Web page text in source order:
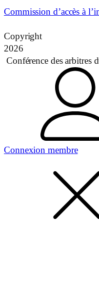
Commission d’accès à
Copyright
2026
Conférence des arbitres
Connexion membre